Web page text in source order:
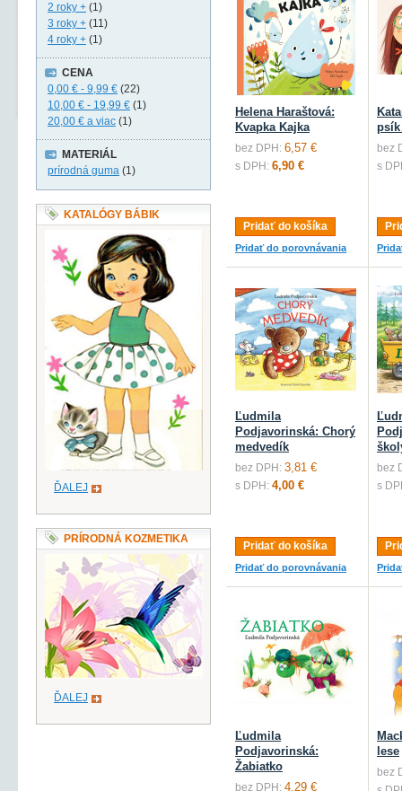
Helena Haraštová:
Kvapka Kajka
bez DPH: 6,57 €
s DPH: 6,90 €
Pridať do košíka
Pridať do porovnávania
psík
bez
s
Ľudmila
Podjavorinská: Chorý
medvedík
bez DPH: 3,81 €
s DPH: 4,00 €
Pridať do košíka
Pridať do porovnávania
bez
s
Ľudmila
Podjavorinská:
Žabiatko
bez DPH: 4,29 €
lese
bez
2 roky + (1)
3 roky + (11)
4 roky + (1)
CENA
0,00 € - 9,99 € (22)
10,00 € - 19,99 € (1)
20,00 € a viac (1)
MATERIÁL
prírodná guma (1)
KATALÓGY BÁBIK
ĎALEJ
PRÍRODNÁ KOZMETIKA
ĎALEJ